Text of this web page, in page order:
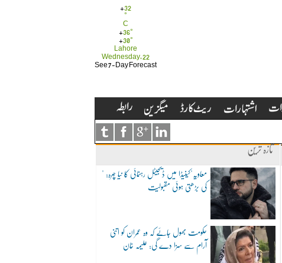
+32
°
C
+36°
+30°
Lahore
Wednesday, 22
See 7-Day Forecast
تازہ ترین
"معاویہ"کینیڈا میں ڈیجیٹل رہنمائی کا نیا چہرہ:
کی بڑھتی ہوئی مقبولیت
حکومت بھول جائے کہ وہ عمران کو اتنی
آرام سے سزا دے گی: علیمہ خان